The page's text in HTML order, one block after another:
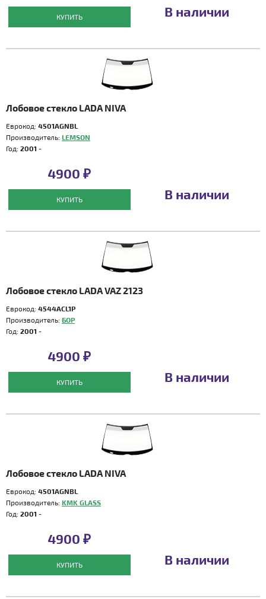
КУПИТЬ В наличии
Лобовое стекло LADA NIVA
Еврокод: 4501AGNBL
Производитель: LEMSON
Год: 2001 -
4900 ₽
КУПИТЬ В наличии
Лобовое стекло LADA VAZ 2123
Еврокод: 4544ACL1P
Производитель: БОР
Год: 2001 -
4900 ₽
КУПИТЬ В наличии
Лобовое стекло LADA NIVA
Еврокод: 4501AGNBL
Производитель: KMK GLASS
Год: 2001 -
4900 ₽
КУПИТЬ В наличии